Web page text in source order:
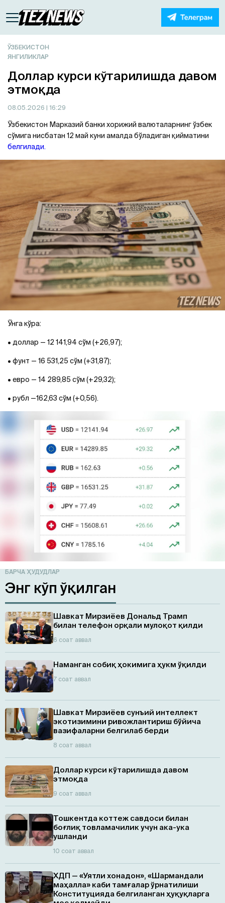
ЎЗБЕКИСТОН
ЯНГИЛИКЛАР
Доллар курси кўтарилишда давом
этмоқда
08.05.2026 | 16:29
Ўзбекистон Марказий банки хорижий валюталарнинг ўзбек
сўмига нисбатан 12 май куни амалда бўладиган қийматини
белгилади.
Ўнга кўра:
• доллар — 12 141,94 сўм (+26,97);
• фунт — 16 531,25 сўм (+31,87);
• евро — 14 289,85 сўм (+29,32);
• рубл —162,63 сўм (+0,56).
БАРЧА ҲУДУДЛАР
Энг кўп ўқилган
Шавкат Мирзиёев Дональд Трамп
билан телефон орқали мулоқот қилди
6 соат аввал
Наманган собиқ ҳокимига ҳукм ўқилди
7 соат аввал
Шавкат Мирзиёев сунъий интеллект
экотизимини ривожлантириш бўйича
вазифаларни белгилаб берди
8 соат аввал
Доллар курси кўтарилишда давом
этмоқда
9 соат аввал
Тошкентда коттеж савдоси билан
боғлиқ товламачилик учун ака-ука
ушланди
10 соат аввал
ХДП — «Уятли хонадон», «Шармандали
маҳалла» каби тамғалар ўрнатилиши
Конституцияда белгиланган ҳуқуқларга